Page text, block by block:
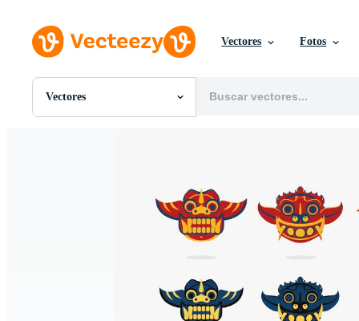
Vectores Fotos
Vectores
Todas Imágenes